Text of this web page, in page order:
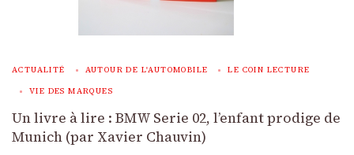
ACTUALITÉ AUTOUR DE L'AUTOMOBILE LE COIN LECTURE
VIE DES MARQUES
Un livre à lire : BMW Serie 02, l’enfant prodige de
Munich (par Xavier Chauvin)